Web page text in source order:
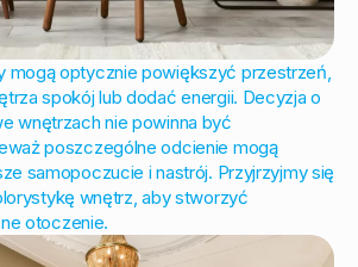
mogą optycznie powiększyć przestrzeń,
spokój lub dodać energii. Decyzja o
wnętrzach nie powinna być
poszczególne odcienie mogą
samopoczucie i nastrój. Przyjrzyjmy się
wnętrz, aby stworzyć
otoczenie.